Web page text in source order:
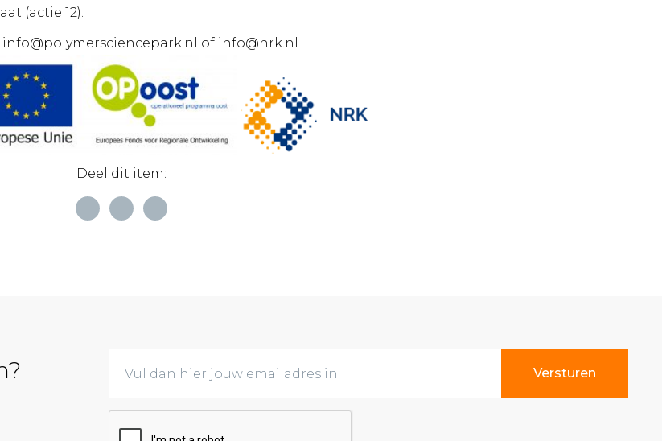
(actie 12).
of info@nrk.nl
Deel dit item: